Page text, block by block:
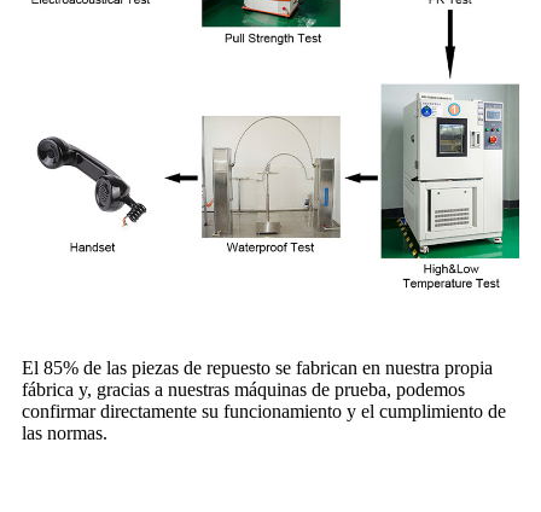
El 85% de las piezas de repuesto se fabrican en nuestra propia
fábrica y, gracias a nuestras máquinas de prueba, podemos
confirmar directamente su funcionamiento y el cumplimiento de
las normas.